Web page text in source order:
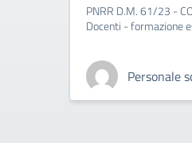
PNRR D.M. 61/23 -
Docenti - formazione
Personale